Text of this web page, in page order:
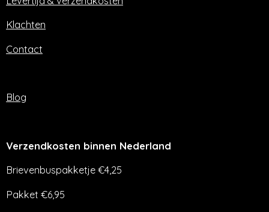
Klachten
Contact
Blog
Verzendkosten binnen Nederland
Brievenbuspakketje €4,25
Pakket €6,95